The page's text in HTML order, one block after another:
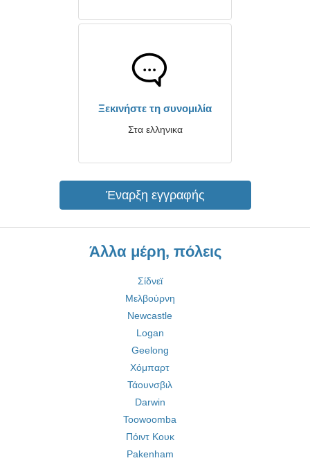
Ξεκινήστε τη συνομιλία
Στα ελληνικα
Έναρξη εγγραφής
Άλλα μέρη, πόλεις
Σίδνεϊ
Μελβούρνη
Newcastle
Logan
Geelong
Χόμπαρτ
Τάουνσβιλ
Darwin
Toowoomba
Πόιντ Κουκ
Pakenham